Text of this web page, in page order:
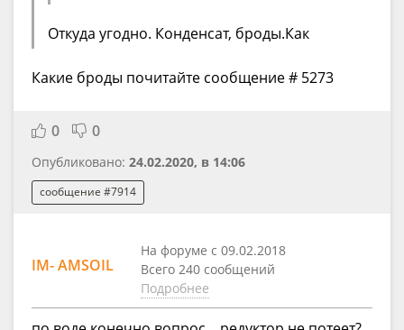
Откуда угодно. Конденсат, броды.Как
Какие броды почитайте сообщение # 5273
0 0
Опубликовано: 24.02.2020, в 14:06
сообщение #7914
IM- AMSOIL
На форуме с 09.02.2018
Всего 240 сообщений
Подробнее